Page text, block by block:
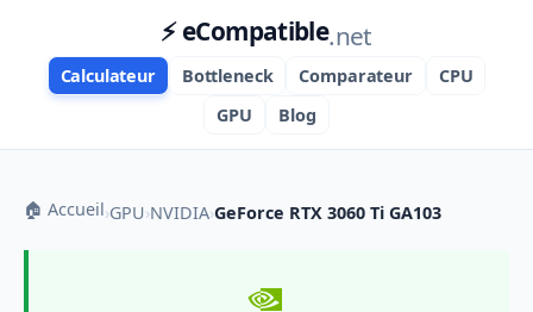
⚡ eCompatible.net
Calculateur Bottleneck Comparateur
CPU
GPU
Blog
🏠 Accueil›GPU›NVIDIA›GeForce RTX 3060 Ti GA103